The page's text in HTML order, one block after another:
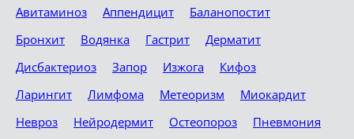
Авитаминоз Аппендицит
Баланопостит
Бронхит
Водянка Гастрит
Дерматит
Дисбактериоз
Запор Изжога
Кифоз
Ларингит
Лимфома Метеоризм
Миокардит
Невроз
Нейродермит Остеопороз
Пневмония